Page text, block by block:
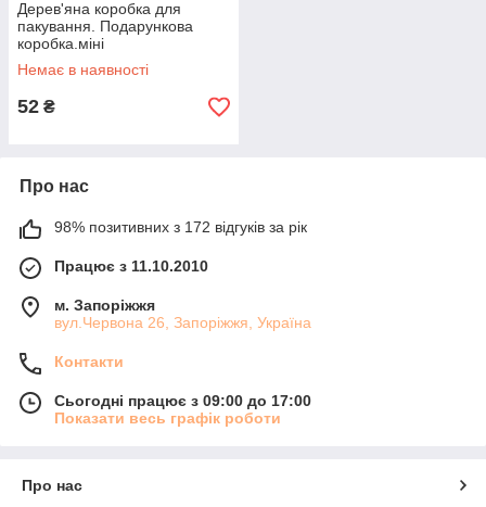
Дерев'яна коробка для
пакування. Подарункова
коробка.міні
Немає в наявності
52 ₴
Про нас
98% позитивних з 172 відгуків за рік
Працює з 11.10.2010
м. Запоріжжя
вул.Червона 26, Запоріжжя, Україна
Контакти
Сьогодні працює з 09:00 до 17:00
Показати весь графік роботи
Про нас